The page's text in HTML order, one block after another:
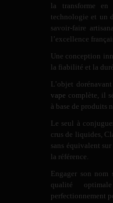
la transforme
technologie et un
savoir-faire
l’excellence
Une conception
la fiabilité et la
L’objet
vape complète, il
à base de produits
Le seul à
crus de liquides,
sans équivalent
la référence.
Engager son nom
qualité
perfectionnement